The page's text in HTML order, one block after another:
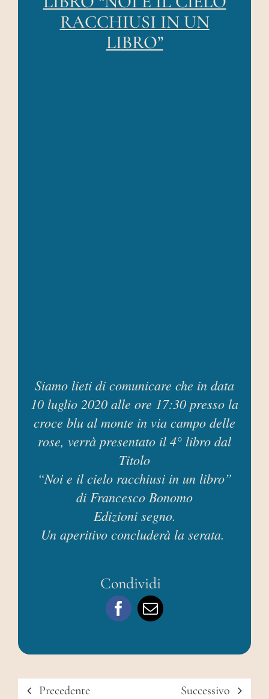
AREA RISERVATA
RACCHIUSI IN UN
LIBRO”
Siamo lieti di comunicare che in data
10 luglio 2020 alle ore 17:30 presso la
croce blu al monte in via campo delle
rose, verrà presentato il 4° libro dal
Titolo
“Noi e il cielo racchiusi in un libro”
di Francesco Bonomo
Edizioni segno.
Un aperitivo concluderà la serata.
Condividi
Precedente Successivo